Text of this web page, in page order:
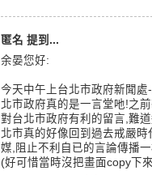
匿名 提到...
余晏您好:
今天中午上台北市政府新聞
北市政府真的是一言堂吔!之
對台北市政府有利的留言,難
北市真的好像回到過去戒嚴
媒,阻止不利自已的言論傳播
(好可惜當時沒把畫面copy下